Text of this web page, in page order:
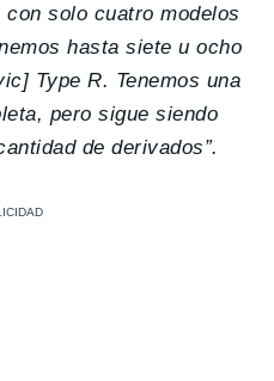
solo cuatro modelos
hasta siete u ocho
Type R. Tenemos una
pero sigue siendo
de derivados”.